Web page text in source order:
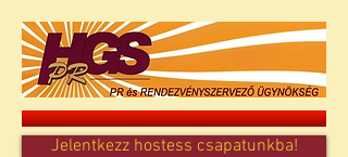
Jelentkezz hostess csapatunkba!